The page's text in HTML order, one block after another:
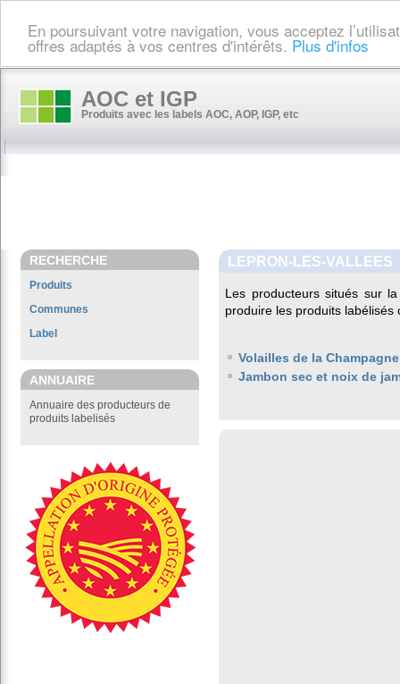
En poursuivant votre navigation, vous acceptez
offres adaptés à vos centres d'intérêts. Plus d'infos
AOC et IGP
Produits avec les labels AOC, AOP, IGP, etc
RECHERCHE
Produits
Communes
Label
ANNUAIRE
Annuaire des producteurs de
produits labelisés
LEPRON-LES-VALLEES
Les producteurs situés sur
produire les produits labélisés
Volailles de la Champagne
Jambon sec et noix de